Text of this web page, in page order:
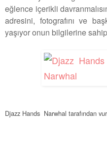
eğlence içerikli
adresini, fotografını ve
yaşıyor onun bilgilerine
Djazz Hands Narwhal tarafından